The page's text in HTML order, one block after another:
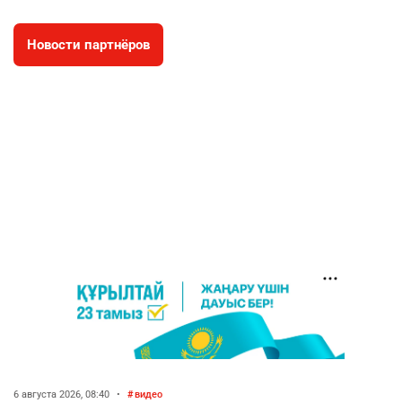
⚠️ Доброе утро, друзья! Предлагаем обзор
главных новостей за 4 августа
2685 2 39
🚗 Казахстанцев убедили оформить
автокредиты за вознаграждение
Новости партнёров
6 августа 2026, 08:40 • видео